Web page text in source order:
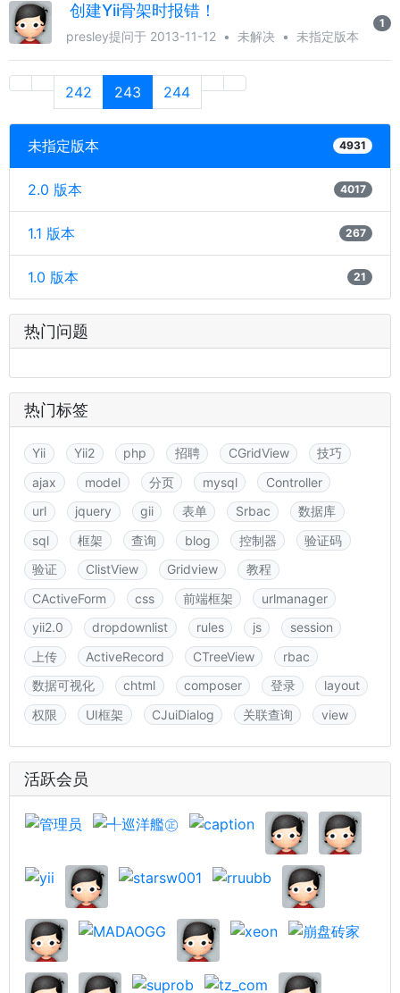
创建Yii骨架时报错！
presley提问于 2013-11-12 • 未解决 • 未指定版本
1
242 243 244
未指定版本 4931
2.0 版本 4017
1.1 版本 267
1.0 版本 21
热门问题
热门标签
Yii Yii2 php 招聘 CGridView
技巧
ajax
model 分页 mysql
Controller
url
jquery gii 表单 Srbac
数据库
sql
框架 查询 blog 控制器
验证码
验证
ClistView Gridview
教程
CActiveForm
css 前端框架
urlmanager
yii2.0
dropdownlist rules js
session
上传
ActiveRecord CTreeView
rbac
数据可视化
chtml composer 登录
layout
权限
UI框架 CJuiDialog 关联查询 view
活跃会员